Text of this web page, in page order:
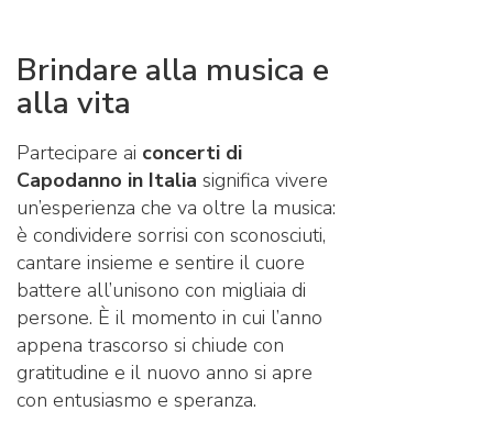
Brindare alla musica e
alla vita
Partecipare ai concerti di
Capodanno in Italia significa vivere
un’esperienza che va oltre la musica:
è condividere sorrisi con sconosciuti,
cantare insieme e sentire il cuore
battere all’unisono con migliaia di
persone. È il momento in cui l’anno
appena trascorso si chiude con
gratitudine e il nuovo anno si apre
con entusiasmo e speranza.